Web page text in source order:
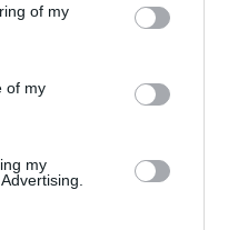
of my
of my
my